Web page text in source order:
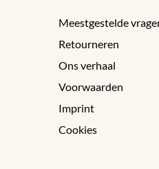
Meestgestelde
Retourneren
Ons verhaal
Voorwaarden
Imprint
Cookies